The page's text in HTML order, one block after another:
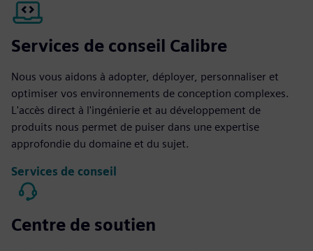
Services de conseil Calibre
Nous vous aidons à adopter, déployer, personnaliser et
optimiser vos environnements de conception complexes.
L'accès direct à l'ingénierie et au développement de
produits nous permet de puiser dans une expertise
approfondie du domaine et du sujet.
Services de conseil
Centre de soutien